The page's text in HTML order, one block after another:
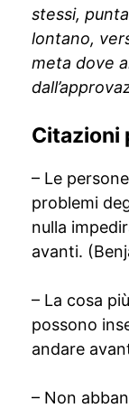
stessi,
lontano,
meta dove
Citazioni
– Le
problemi
nulla
avanti.
– La cosa
possono
andare
– Non